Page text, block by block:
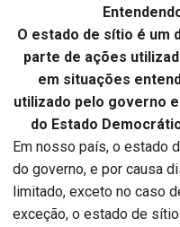
O estado de sítio é um
parte de ações
em situações
utilizado pelo governo
do Estado
Em nosso país, o estado
do governo, e por causa
limitado, exceto no caso
exceção, o estado de